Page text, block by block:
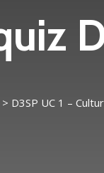
> D3SP UC 1 –